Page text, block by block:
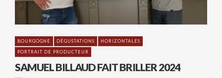
BOURGOGNE DÉGUSTATIONS
HORIZONTALES
PORTRAIT DE PRODUCTEUR
SAMUEL BILLAUD FAIT BRILLER 2024